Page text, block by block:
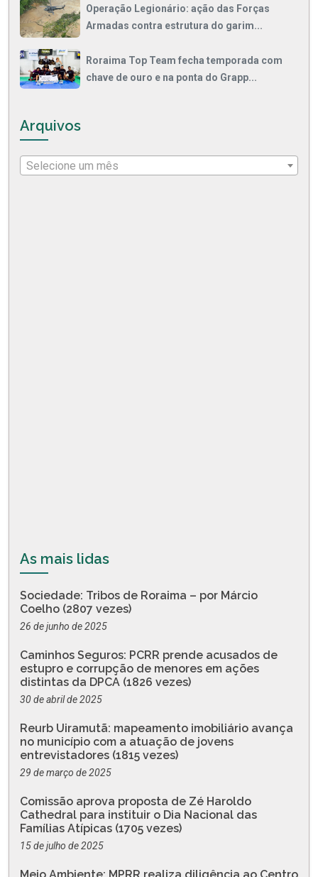
Operação Legionário: ação das Forças
Armadas contra estrutura do garim...
Roraima Top Team fecha temporada com
chave de ouro e na ponta do Grapp...
Arquivos
Selecione um mês
As mais lidas
Sociedade: Tribos de Roraima – por Márcio
Coelho (2807 vezes)
26 de junho de 2025
Caminhos Seguros: PCRR prende acusados de
estupro e corrupção de menores em ações
distintas da DPCA (1826 vezes)
30 de abril de 2025
Reurb Uiramutã: mapeamento imobiliário avança
no município com a atuação de jovens
entrevistadores (1815 vezes)
29 de março de 2025
Comissão aprova proposta de Zé Haroldo
Cathedral para instituir o Dia Nacional das
Famílias Atípicas (1705 vezes)
15 de julho de 2025